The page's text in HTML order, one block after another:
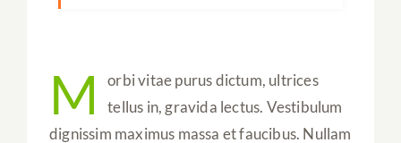
M
orbi vitae purus dictum, ultrices
tellus in, gravida lectus. Vestibulum
dignissim maximus massa et faucibus. Nullam